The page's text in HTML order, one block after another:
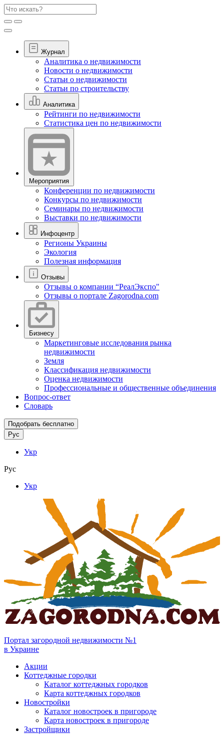
Журнал
Аналитика о недвижимости
Новости о недвижимости
Статьи о недвижимости
Статьи по строительству
Аналитика
Рейтинги по недвижимости
Статистика цен по недвижимости
Мероприятия
Конференции по недвижимости
Конкурсы по недвижимости
Семинары по недвижимости
Выставки по недвижимости
Инфоцентр
Регионы Украины
Экология
Полезная информация
Отзывы
Отзывы о компании “РеалЭкспо"
Отзывы о портале Zagorodna.com
Бизнесу
Маркетинговые исследования рынка
недвижимости
Земля
Классификация недвижимости
Оценка недвижимости
Профессиональные и общественные объединения
Вопрос-ответ
Словарь
Подобрать бесплатно
Рус
Укр
Рус
Укр
Портал загородной недвижимости №1
в Украине
Акции
Коттеджные городки
Каталог коттеджных городков
Карта коттеджных городков
Новостройки
Каталог новостроек в пригороде
Карта новостроек в пригороде
Застройщики